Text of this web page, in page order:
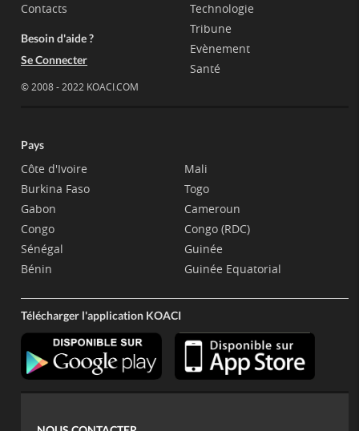
Contacts
Besoin d'aide ?
Se Connecter
© 2008 - 2022 KOACI.COM
Technologie
Tribune
Evènement
Santé
Pays
Côte d'Ivoire
Burkina Faso
Gabon
Congo
Sénégal
Bénin
Mali
Togo
Cameroun
Congo (RDC)
Guinée
Guinée Equatorial
Télécharger l'application KOACI